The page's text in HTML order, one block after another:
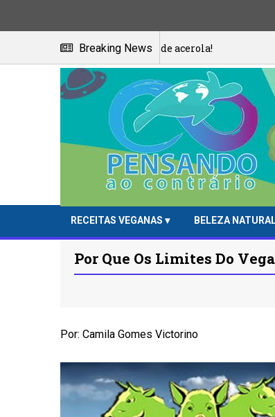
Breaking News
do suco de acerola! 20/10/2023 Troque
RECEITAS VEGANAS BELEZA
Por Que Os Limites Do
Por: Camila Gomes Victorino